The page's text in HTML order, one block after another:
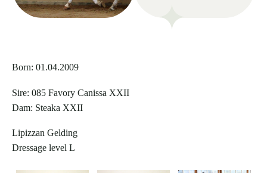
Born: 01.04.2009
Sire: 085 Favory Canissa XXII
Dam: Steaka XXII
Lipizzan Gelding
Dressage level L